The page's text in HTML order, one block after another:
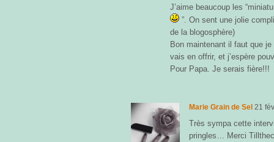
J’aime beaucoup les
”. On sent une jolie
de la blogosphère)
Bon maintenant il faut que
vais en offrir, et j’espère
Pour Papa. Je serais fière!!!
Marie Grain de Sel 21
Très sympa cette
pringles… Merci